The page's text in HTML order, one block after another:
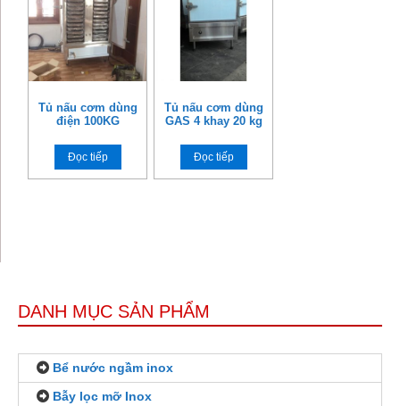
Tủ nấu cơm dùng
điện 100KG
Đọc tiếp
Tủ nấu cơm dùng
GAS 4 khay 20 kg
Đọc tiếp
DANH MỤC SẢN PHẨM
Bể nước ngầm inox
Bẫy lọc mỡ Inox